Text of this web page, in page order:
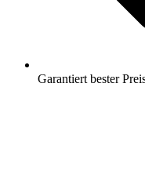
Garantiert bester